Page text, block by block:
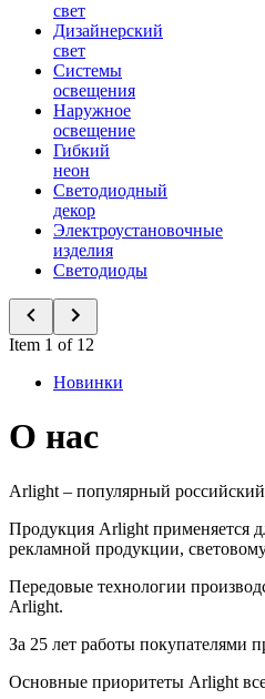
свет
Дизайнерский
свет
Системы
освещения
Наружное
освещение
Гибкий
неон
Светодиодный
декор
Электроустановочные
изделия
Светодиоды
Item 1 of 12
Новинки
О нас
Arlight – популярный российский
Продукция Arlight применяется
рекламной продукции,
Передовые технологии
Arlight.
За 25 лет работы покупателями
Основные приоритеты Arlight